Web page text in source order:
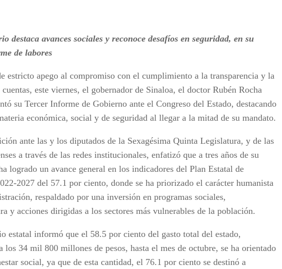
destaca avances sociales y reconoce desafíos en seguridad, en su
de labores
estricto apego al compromiso con el cumplimiento a la transparencia y la
este viernes, el gobernador de Sinaloa, el doctor Rubén Rocha
su Tercer Informe de Gobierno ante el Congreso del Estado, destacando
económica, social y de seguridad al llegar a la mitad de su mandato.
ante las y los diputados de la Sexagésima Quinta Legislatura, y de las
a través de las redes institucionales, enfatizó que a tres años de su
logrado un avance general en los indicadores del Plan Estatal de
2027 del 57.1 por ciento, donde se ha priorizado el carácter humanista
respaldado por una inversión en programas sociales,
y acciones dirigidas a los sectores más vulnerables de la población.
estatal informó que el 58.5 por ciento del gasto total del estado,
los 34 mil 800 millones de pesos, hasta el mes de octubre, se ha orientado
social, ya que de esta cantidad, el 76.1 por ciento se destinó a